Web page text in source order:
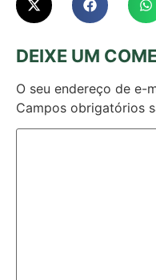
DEIXE UM
O seu endereço de e-
Campos obrigatórios